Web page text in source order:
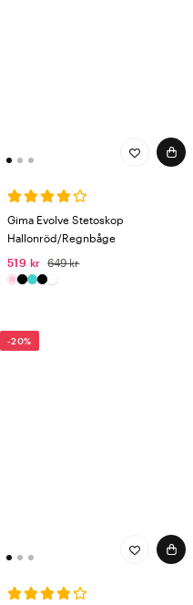
Gima Evolve Stetoskop
Hallonröd/Regnbåge
519 kr
649 kr
-20%